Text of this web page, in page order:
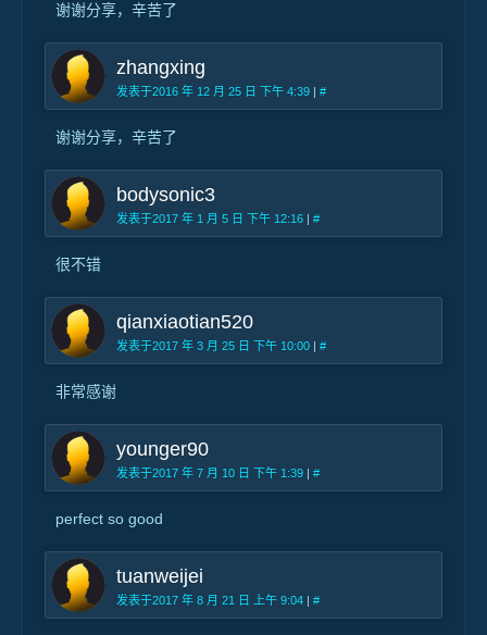
谢谢分享，辛苦了
zhangxing
发表于2016 年 12 月 25 日 下午 4:39 | #
谢谢分享，辛苦了
bodysonic3
发表于2017 年 1 月 5 日 下午 12:16 | #
很不错
qianxiaotian520
发表于2017 年 3 月 25 日 下午 10:00 | #
非常感谢
younger90
发表于2017 年 7 月 10 日 下午 1:39 | #
perfect so good
tuanweijei
发表于2017 年 8 月 21 日 上午 9:04 | #